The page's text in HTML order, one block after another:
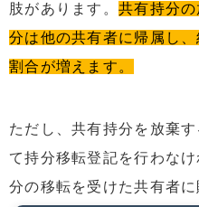
肢があります。 共有持分
分は他の共有者に帰属し
割合が増えます。
ただし、共有持分を放棄
て持分移転登記を行わな
分の移転を受けた共有者